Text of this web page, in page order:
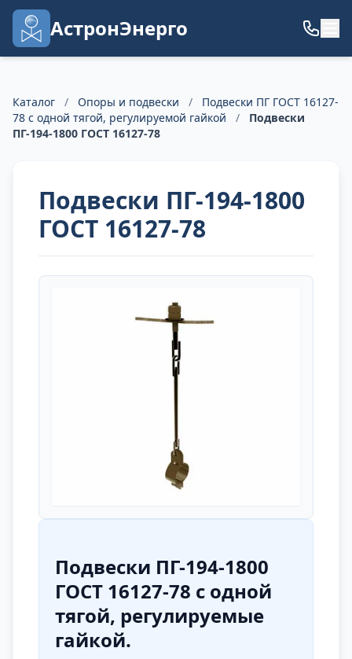
АстронЭнерго
Каталог / Опоры и подвески /
Подвески ПГ ГОСТ 16127-
78 с одной тягой, регулируемой гайкой
/
Подвески
ПГ-194-1800 ГОСТ 16127-78
Подвески ПГ-194-1800
ГОСТ 16127-78
Подвески ПГ-194-1800
ГОСТ 16127-78 с одной
тягой, регулируемые
гайкой.